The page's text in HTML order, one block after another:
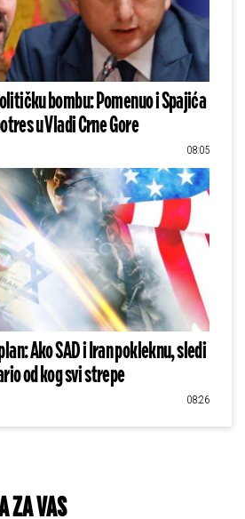
bombu: Pomenuo i Spajića
u Vladi Crne Gore
08:05
Ako SAD i Iran pokleknu, sledi
od kog svi strepe
08:26
ZA VAS